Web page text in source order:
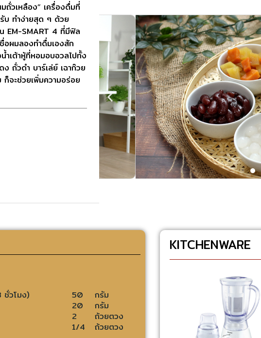
ถั่วเหลือง” เครื่องดื่มที่
บ ทำง่ายสุด ๆ ด้วย
EM-SMART 4 ที่มีฟิล
อผมลองทำดื่มเองสัก
ำเต้าหู้ที่หอมอบอวลไปทั้ง
ถั่วดำ บาร์เล่ย์ เฉาก๊วย
จะช่วยเพิ่มความอร่อย
ชั่วโมง) 50
กรัม
20
กรัม
2
ถ้วยตวง
1/4 ถ้วยตวง
KITCHENWARE